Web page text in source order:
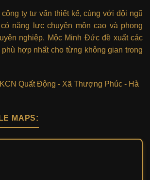
ty tư vấn thiết kế, cùng với đội ngũ
năng lực chuyên môn cao và phong
nghiệp. Mộc Minh Đức đề xuất các
hợp nhất cho từng không gian trong
Quất Động - Xã Thượng Phúc - Hà
MAPS: